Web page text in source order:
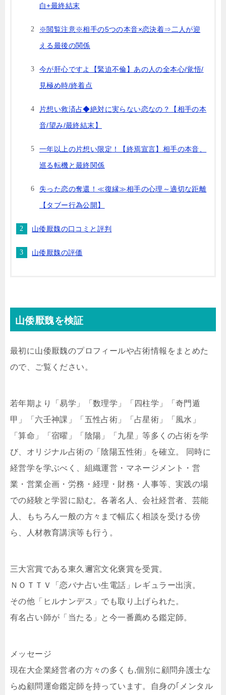
白+最終結末
※閲覧注意※相手の5つの本音×恋決着⇒二人が迎
える最後の関係
今が肝心ですよ【緊迫不倫】あの人の全本心/覚悟/
見極め時/終着点
片想い救済占◆絶対に実らない恋なの？【相手の本
音/望み/最終結末】
一年以上の片想い限定！【終焉宣言】相手の本音、
巡る転機と最終関係
失った恋の奪還！≪復縁≫相手の心理～適切な距離
【タブー行為公開】
山倭厭魏の口コミと評判
山倭厭魏の評価
山倭厭魏を検証
最初に山倭厭魏のプロフィールや占術情報をまとめた
ので、ご覧ください。
若年期より「易学」「数理学」「四柱学」「奇門遁
甲」「六壬神課」「五性占術」「占星術」「風水」
「算命」「宿曜」「陰陽」「九星」等多くの占術を学
び、オリジナル占術の「陰陽五性術」を確立。 同時に
経営学を学ぶべく、組織運営・マネージメント・営
業・営業企画・労務・経理・財務・人事等、実践の場
での経験と学習に励む。各著名人、会社経営者、芸能
人、もちろん一般の方々まで幅広く相談を受ける傍
ら、人材教育講演等も行う。
三大宮賞である東久邇宮文化褒賞を受賞。
ＮＯＴＴＶ「恋バナ占い生電話」レギュラー出演。
その他「ヒルナンデス」でも取り上げられた。
有名占い師が「当たる」と今一番薦める鑑定師。
メッセージ
現在大企業経営者の方々の多くも,個別に顧問弁護士な
らぬ顧問運命鑑定師を持っています。自身の｢メンタル